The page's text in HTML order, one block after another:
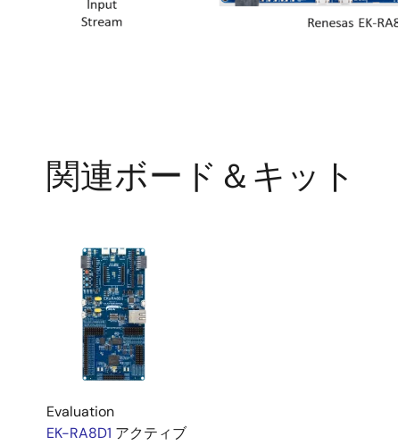
関連ボード＆キット
Evaluation
EK-RA8D1 アクティブ